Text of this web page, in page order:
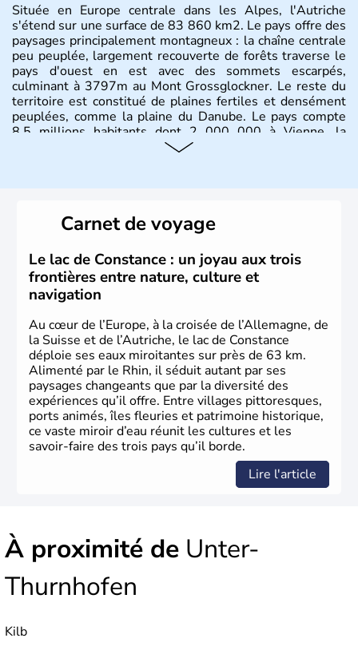
Située en Europe centrale dans les Alpes, l'Autriche
s'étend sur une surface de 83 860 km2. Le pays offre des
paysages principalement montagneux : la chaîne centrale
peu peuplée, largement recouverte de forêts traverse le
pays d'ouest en est avec des sommets escarpés,
culminant à 3797m au Mont Grossglockner. Le reste du
territoire est constitué de plaines fertiles et densément
peuplées, comme la plaine du Danube. Le pays compte
8.5 millions habitants dont 2 000 000 à Vienne, la
compte aujourd'hui plus de 8 millions d'habitants.
L'Autriche a donné naissance à de nombreux artistes :
Mozart, Schubert, le psychanalyste Freud, Romy
Schneider, Arnold Schwarzenegger, Anton Bruckner,
Gustav Mahler font partie des Autrichiens les plus
marquants de ces dernières décennies.
Carnet de voyage
Le lac de Constance : un joyau aux trois
frontières entre nature, culture et
navigation
Au cœur de l’Europe, à la croisée de l’Allemagne, de
la Suisse et de l’Autriche, le lac de Constance
déploie ses eaux miroitantes sur près de 63 km.
Alimenté par le Rhin, il séduit autant par ses
paysages changeants que par la diversité des
expériences qu’il offre. Entre villages pittoresques,
ports animés, îles fleuries et patrimoine historique,
ce vaste miroir d’eau réunit les cultures et les
savoir-faire des trois pays qu’il borde.
Lire l'article
À proximité de Unter-
Thurnhofen
Kilb